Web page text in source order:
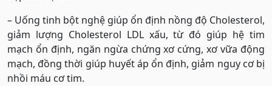
– Uống tinh bột nghệ giúp ổn định nồng độ Cholesterol,
giảm lượng Cholesterol LDL xấu, từ đó giúp hệ tim
mạch ổn định, ngăn ngừa chứng xơ cứng, xơ vữa động
mạch, đồng thời giúp huyết áp ổn định, giảm nguy cơ bị
nhồi máu cơ tim.